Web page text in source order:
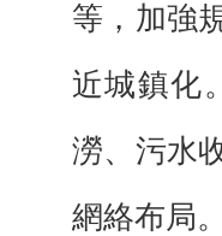
等，加強
近城鎮化
澇、污水
網絡布局。